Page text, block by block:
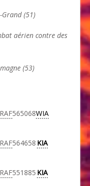
(51)
aérien contre des
(53)
RAF565068WIA
RAF564658 KIA
RAF551885 KIA